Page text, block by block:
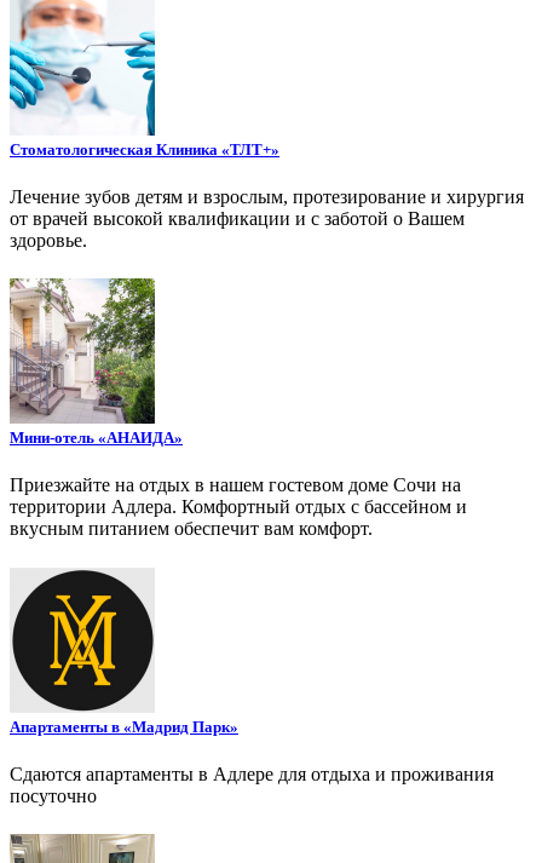
Стоматологическая Клиника «ТЛТ+»
Лечение зубов детям и взрослым, протезирование и хирургия
от врачей высокой квалификации и с заботой о Вашем
здоровье.
Мини-отель «АНАИДА»
Приезжайте на отдых в нашем гостевом доме Сочи на
территории Адлера. Комфортный отдых с бассейном и
вкусным питанием обеспечит вам комфорт.
Апартаменты в «Мадрид Парк»
Сдаются апартаменты в Адлере для отдыха и проживания
посуточно